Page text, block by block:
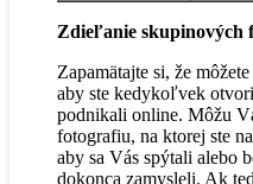
Zdieľanie skupinových
Zapamätajte si, že
aby ste kedykoľvek
podnikali online. Môžu
fotografiu, na ktorej ste
aby sa Vás spýtali alebo
dokonca zamysleli. Ak